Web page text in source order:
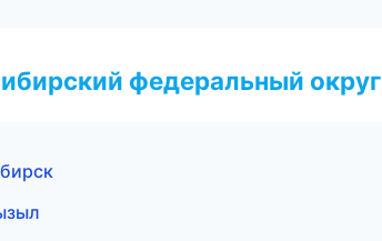
федеральный округ